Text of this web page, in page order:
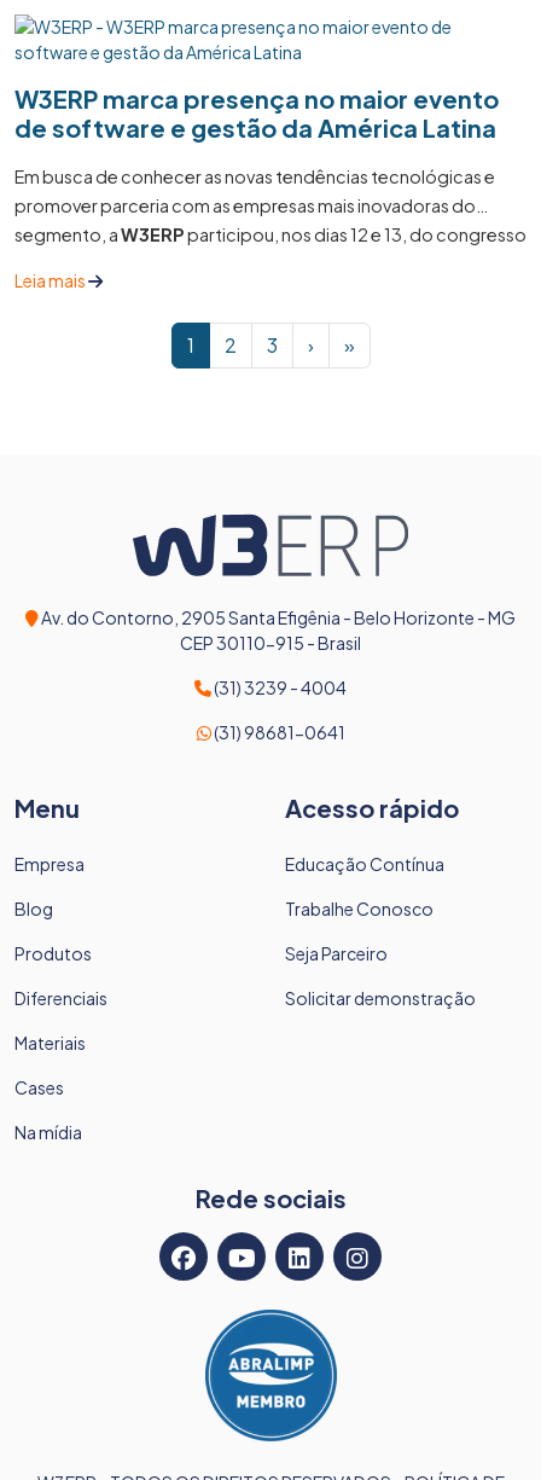
W3ERP marca presença no maior evento
de software e gestão da América Latina
Em busca de conhecer as novas tendências tecnológicas e
promover parceria com as empresas mais inovadoras do
segmento, aW3ERPparticipou, nos dias 12 e 13, do congresso
Leia mais
Current Page
1 Page
2 Page
3 › »
Av. do Contorno, 2905 Santa Efigênia - Belo Horizonte - MG
CEP 30110-915 - Brasil
(31) 3239 - 4004
(31) 98681-0641
Menu
Empresa
Blog
Produtos
Diferenciais
Materiais
Cases
Na mídia
Acesso rápido
Educação Contínua
Trabalhe Conosco
Seja Parceiro
Solicitar demonstração
Rede sociais